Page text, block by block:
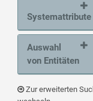
Systemattribute
Auswahl
von Entitäten
Zur erweiterten